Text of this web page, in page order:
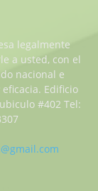
legalmente
a usted, con el
nacional e
Edificio
#402 Tel: